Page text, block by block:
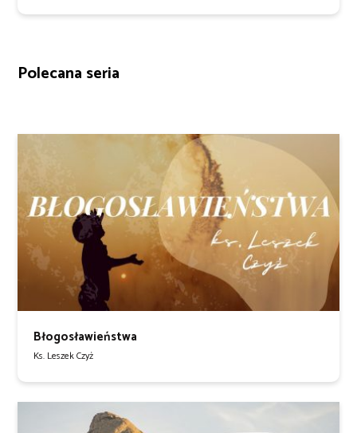
Polecana seria
Błogosławieństwa
Ks. Leszek Czyż